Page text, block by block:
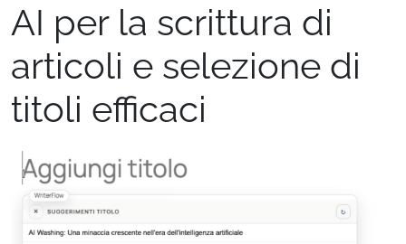
AI per la scrittura di
articoli e selezione di
titoli efficaci